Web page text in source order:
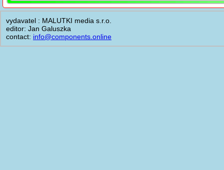
vydavatel : MALUTKI media s.r.o.
editor: Jan Galuszka
contact: info@components.online